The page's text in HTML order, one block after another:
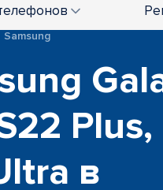
Samsung
Plus,
в